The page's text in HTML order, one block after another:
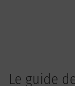
Le guide